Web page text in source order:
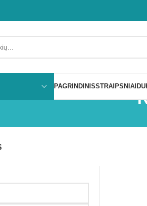
PAGRINDINISSTRAIPSNIAI